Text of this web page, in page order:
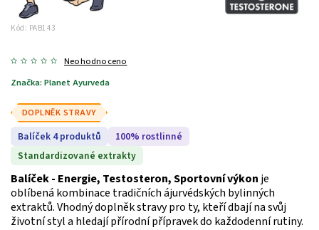
Kód: PAB143
Neohodnoceno
Značka: Planet Ayurveda
DOPLNĚK STRAVY
Balíček 4 produktů
100% rostlinné
Standardizované extrakty
Balíček - Energie, Testosteron, Sportovní výkon je
oblíbená kombinace tradičních ájurvédských bylinných
extraktů. Vhodný doplněk stravy pro ty, kteří dbají na svůj
životní styl a hledají přírodní přípravek do každodenní rutiny.